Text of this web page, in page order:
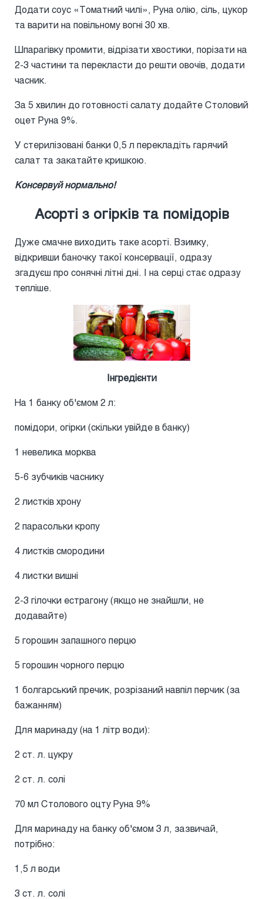
Додати соус «Томатний чилі», Руна олію, сіль, цукор
та варити на повільному вогні 30 хв.
Шпарагівку промити, відрізати хвостики, порізати на
2-3 частини та перекласти до решти овочів, додати
часник.
За 5 хвилин до готовності салату додайте Столовий
оцет Руна 9%.
У стерилізовані банки 0,5 л перекладіть гарячий
салат та закатайте кришкою.
Консервуй нормально!
Асорті з огірків та помідорів
Дуже смачне виходить таке асорті. Взимку,
відкривши баночку такої консервації, одразу
згадуєш про сонячні літні дні. І на серці стає одразу
тепліше.
Інгредієнти
На 1 банку об'ємом 2 л:
помідори, огірки (скільки увійде в банку)
1 невелика морква
5-6 зубчиків часнику
2 листків хрону
2 парасольки кропу
4 листків смородини
4 листки вишні
2-3 гілочки естрагону (якщо не знайшли, не
додавайте)
5 горошин запашного перцю
5 горошин чорного перцю
1 болгарський пречик, розрізаний навпіл перчик (за
бажанням)
Для маринаду (на 1 літр води):
2 ст. л. цукру
2 ст. л. солі
70 мл Столового оцту Руна 9%
Для маринаду на банку об'ємом 3 л, зазвичай,
потрібно:
1,5 л води
3 ст. л. солі